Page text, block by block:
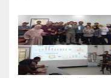
Rapat Komisi II Dipimpin
Sufmi Dasco Ahmad